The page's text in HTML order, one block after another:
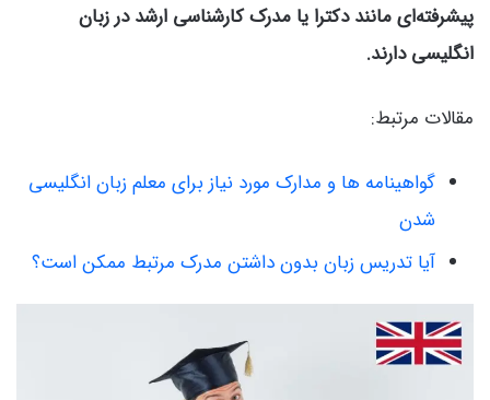
پیشرفته‌ای مانند دکترا یا مدرک کارشناسی ارشد در زبان
انگلیسی دارند.
مقالات مرتبط:
گواهینامه ها و مدارک مورد نیاز برای معلم زبان انگلیسی
شدن
آیا تدریس زبان بدون داشتن مدرک مرتبط ممکن است؟